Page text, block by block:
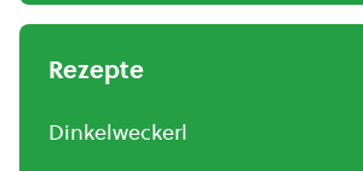
Rezepte
Dinkelweckerl